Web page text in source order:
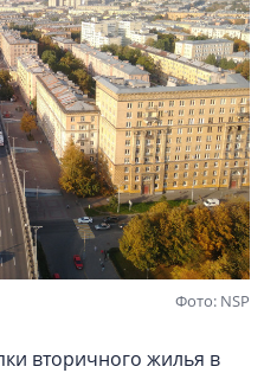
Фото: NSP
вторичного жилья в